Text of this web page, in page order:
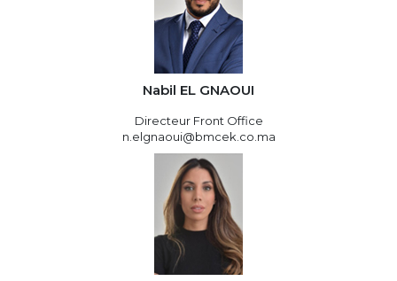
Nabil EL GNAOUI
Directeur Front Office
n.elgnaoui@bmcek.co.ma